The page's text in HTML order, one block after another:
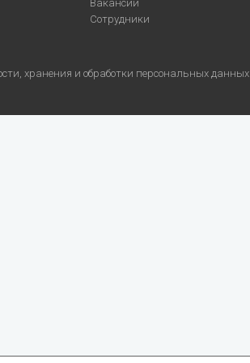
Вакансии
Сотрудники
хранения и обработки персональных данных